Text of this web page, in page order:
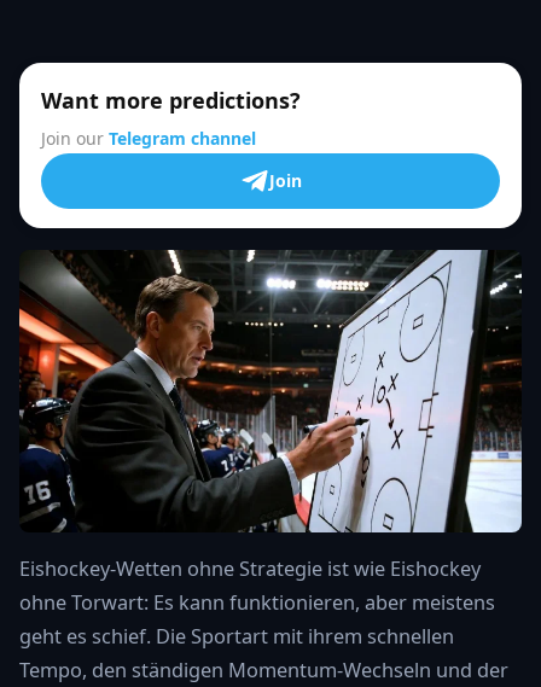
Want more predictions?
Join our Telegram channel
Join
Eishockey-Wetten ohne Strategie ist wie Eishockey
ohne Torwart: Es kann funktionieren, aber meistens
geht es schief. Die Sportart mit ihrem schnellen
Tempo, den ständigen Momentum-Wechseln und der